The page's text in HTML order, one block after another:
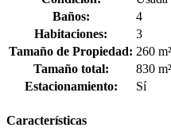
Baños:
4
Habitaciones:
3
Tamaño de Propiedad: 260 m²
Tamaño total:
830 m²
Estacionamiento:
Sí
Características